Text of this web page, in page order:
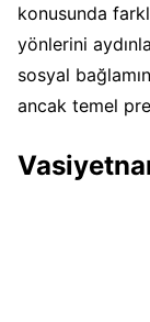
konusunda
yönlerini
sosyal
ancak temel